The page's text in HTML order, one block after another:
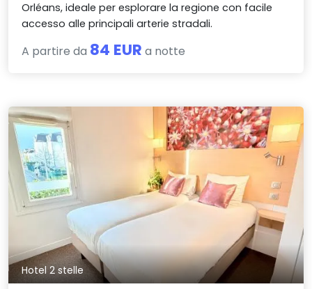
Orléans, ideale per esplorare la regione con facile
accesso alle principali arterie stradali.
A partire da 84 EUR a notte
Hotel 2 stelle